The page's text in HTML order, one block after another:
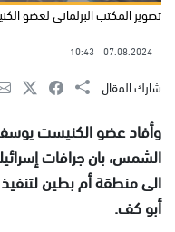
تصوير المكتب البرلماني لعضو
07.08.2024
10:43
شارك المقال
وأفاد عضو الكنيست يوسف
الشمس، بان جرافات
الى منطقة أم بطين
أبو كف.